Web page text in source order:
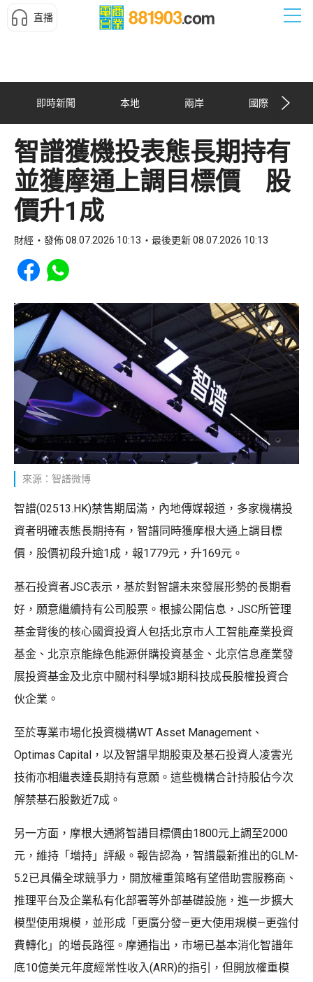
直播
即時新聞 本地 兩岸 國際
智譜獲機投表態長期持有
並獲摩通上調目標價 股
價升1成
財經 發佈 08.07.2026 10:13 最後更新 08.07.2026 10:13
Share to Facebook
Share to WhatsApp
來源：智譜微博
智譜(02513.HK)禁售期屆滿，內地傳媒報道，多家機構投
資者明確表態長期持有，智譜同時獲摩根大通上調目標
價，股價初段升逾1成，報1779元，升169元。
基石投資者JSC表示，基於對智譜未來發展形勢的長期看
好，願意繼續持有公司股票。根據公開信息，JSC所管理
基金背後的核心國資投資人包括北京市人工智能產業投資
基金、北京京能綠色能源併購投資基金、北京信息產業發
展投資基金及北京中關村科學城3期科技成長股權投資合
伙企業。
至於專業市場化投資機構WT Asset Management、
Optimas Capital，以及智譜早期股東及基石投資人凌雲光
技術亦相繼表達長期持有意願。這些機構合計持股佔今次
解禁基石股數近7成。
另一方面，摩根大通將智譜目標價由1800元上調至2000
元，維持「增持」評級。報告認為，智譜最新推出的GLM-
5.2已具備全球競爭力，開放權重策略有望借助雲服務商、
推理平台及企業私有化部署等外部基礎設施，進一步擴大
模型使用規模，並形成「更廣分發—更大使用規模—更強付
費轉化」的增長路徑。摩通指出，市場已基本消化智譜年
底10億美元年度經常性收入(ARR)的指引，但開放權重模